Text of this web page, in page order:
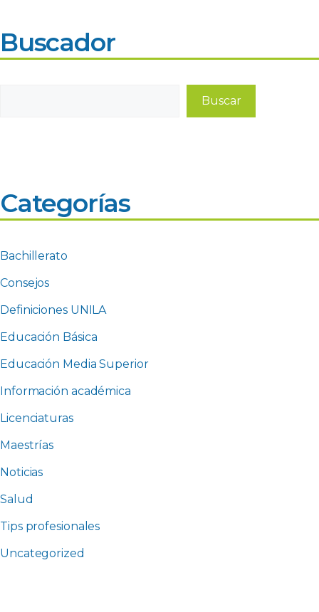
Buscador
Buscar
Categorías
Bachillerato
Consejos
Definiciones UNILA
Educación Básica
Educación Media Superior
Información académica
Licenciaturas
Maestrías
Noticias
Salud
Tips profesionales
Uncategorized